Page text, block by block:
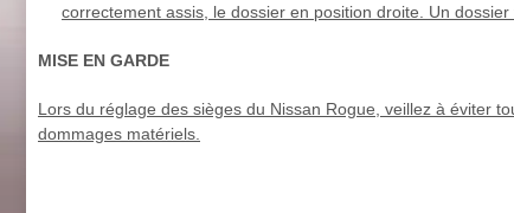
correctement assis, le dossier en position droite. Un
MISE EN GARDE
Lors du réglage des sièges du Nissan Rogue, veillez à éviter
dommages matériels.